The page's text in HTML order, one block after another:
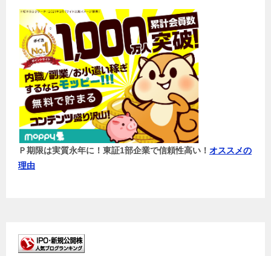
Ｐ期限は実質永年に！東証1部企業で信頼性高い！ オススメの
理由